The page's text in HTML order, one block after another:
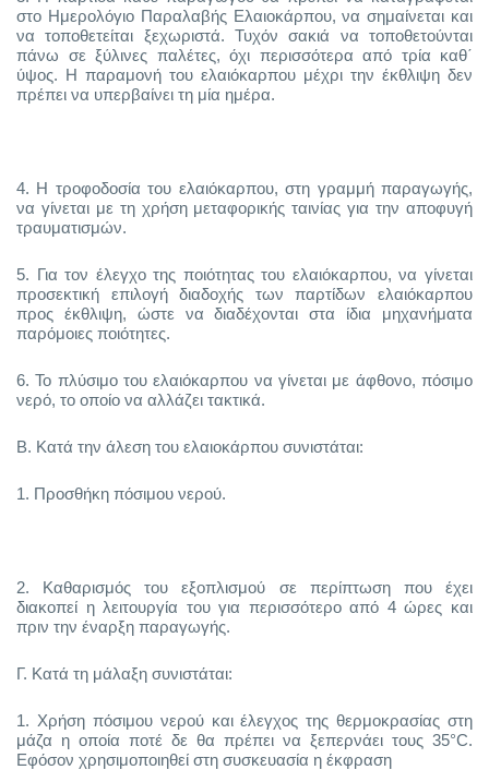
στο Ημερολόγιο Παραλαβής Ελαιοκάρπου, να σημαίνεται και
να τοποθετείται ξεχωριστά. Τυχόν σακιά να τοποθετούνται
πάνω σε ξύλινες παλέτες, όχι περισσότερα από τρία καθ΄
ύψος. Η παραμονή του ελαιόκαρπου μέχρι την έκθλιψη δεν
πρέπει να υπερβαίνει τη μία ημέρα.
4. Η τροφοδοσία του ελαιόκαρπου, στη γραμμή παραγωγής,
να γίνεται με τη χρήση μεταφορικής ταινίας για την αποφυγή
τραυματισμών.
5. Για τον έλεγχο της ποιότητας του ελαιόκαρπου, να γίνεται
προσεκτική επιλογή διαδοχής των παρτίδων ελαιόκαρπου
προς έκθλιψη, ώστε να διαδέχονται στα ίδια μηχανήματα
παρόμοιες ποιότητες.
6. Το πλύσιμο του ελαιόκαρπου να γίνεται με άφθονο, πόσιμο
νερό, το οποίο να αλλάζει τακτικά.
Β. Κατά την άλεση του ελαιοκάρπου συνιστάται:
1. Προσθήκη πόσιμου νερού.
2.
Καθαρισμός του εξοπλισμού σε περίπτωση που έχει
διακοπεί η λειτουργία του για περισσότερο από 4 ώρες και
πριν την έναρξη παραγωγής.
Γ. Κατά τη μάλαξη συνιστάται:
1. Χρήση πόσιμου νερού και έλεγχος της θερμοκρασίας στη
μάζα η οποία ποτέ δε θα πρέπει να ξεπερνάει τους 35°C.
Εφόσον χρησιμοποιηθεί στη συσκευασία η έκφραση